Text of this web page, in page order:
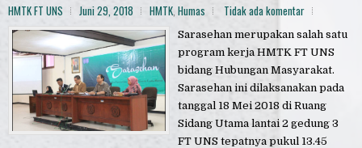
HMTK FT UNS Juni 29, 2018 HMTK, Humas Tidak ada komentar
Sarasehan merupakan salah satu
program kerja HMTK FT UNS
bidang Hubungan Masyarakat.
Sarasehan ini dilaksanakan pada
tanggal 18 Mei 2018 di Ruang
Sidang Utama lantai 2 gedung 3
FT UNS tepatnya pukul 13.45